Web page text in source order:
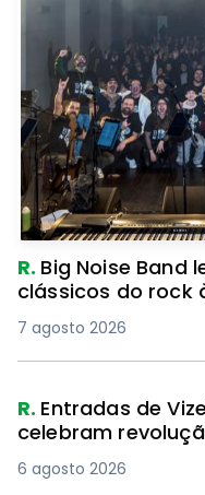
R. Big Noise Band
clássicos do rock
7 agosto 2026
R. Entradas de
celebram
6 agosto 2026